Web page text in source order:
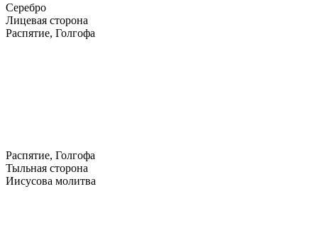
Серебро
Лицевая сторона
Распятие, Голгофа
Распятие, Голгофа
Тыльная сторона
Иисусова молитва